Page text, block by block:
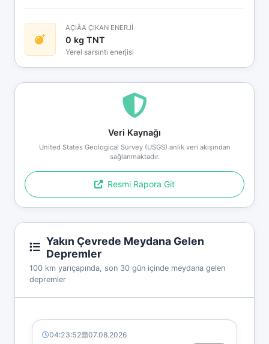
AÇIÄA ÇIKAN ENERJİ
0 kg TNT
Yerel sarsıntı enerjisi
Veri Kaynağı
United States Geological Survey (USGS) anlık veri akışından
sağlanmaktadır.
Resmi Rapora Git
Yakın Çevrede Meydana Gelen
Depremler
100 km yarıçapında, son 30 gün içinde meydana gelen
depremler
04:23:52 07.08.2026